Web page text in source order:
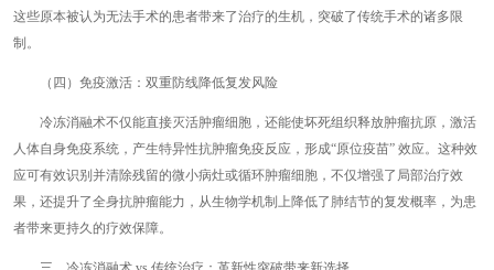
这些原本被认为无法手术的患者带来了治疗的生机，突破了传统手术的诸多限
制。
（四）免疫激活：双重防线降低复发风险
冷冻消融术不仅能直接灭活肿瘤细胞，还能使坏死组织释放肿瘤抗原，激活
人体自身免疫系统，产生特异性抗肿瘤免疫反应，形成“原位疫苗” 效应。这种效
应可有效识别并清除残留的微小病灶或循环肿瘤细胞，不仅增强了局部治疗效
果，还提升了全身抗肿瘤能力，从生物学机制上降低了肺结节的复发概率，为患
者带来更持久的疗效保障。